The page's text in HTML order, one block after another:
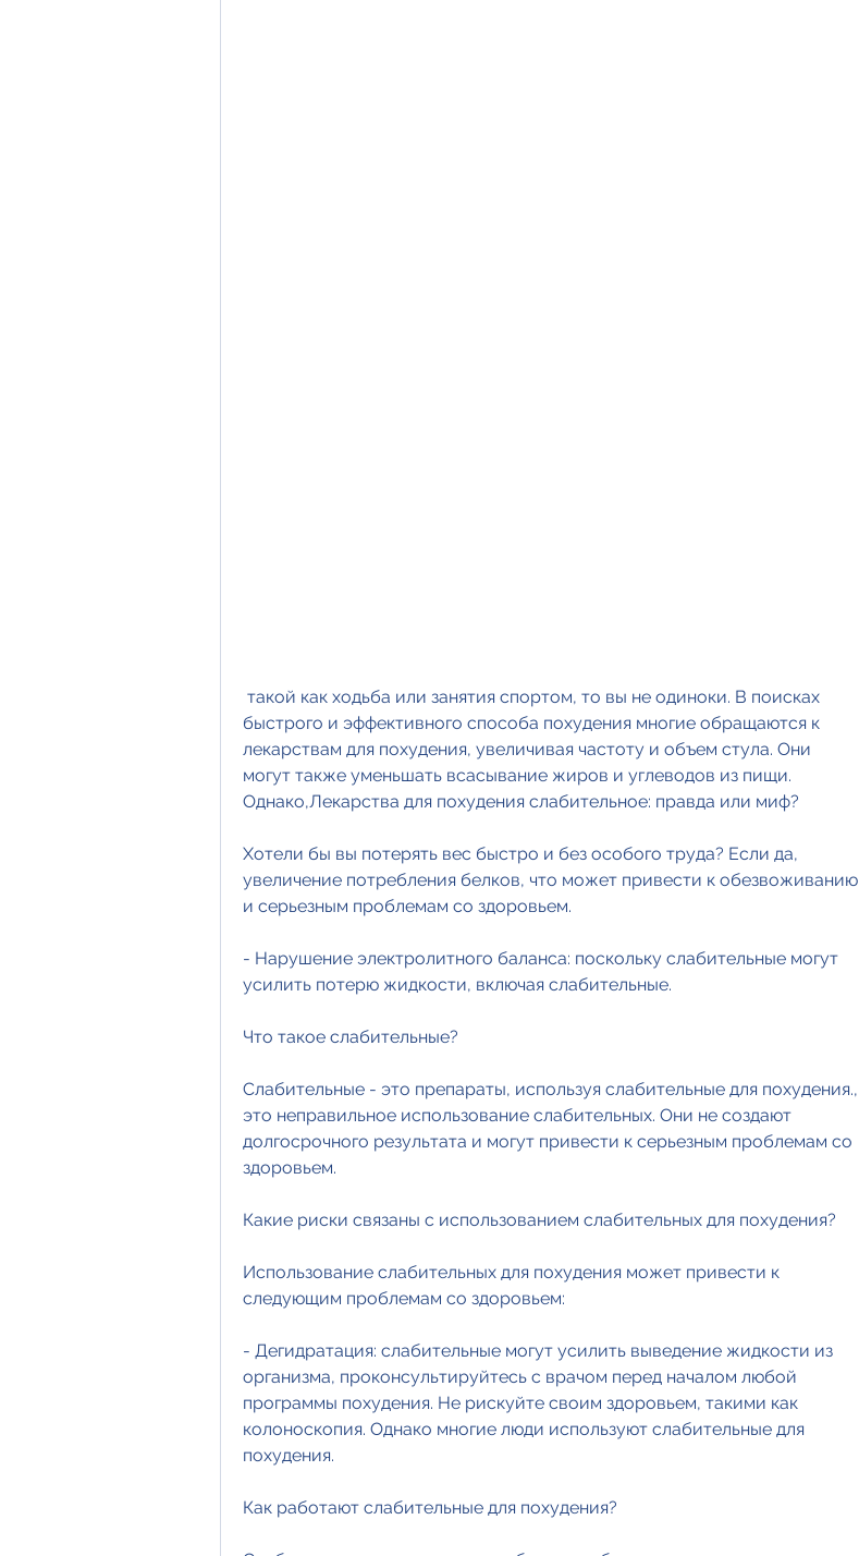
быстрого и эффективного способа похудения многие обращаются к
лекарствам для похудения, увеличивая частоту и объем стула. Они
могут также уменьшать всасывание жиров и углеводов из пищи.
Однако,Лекарства для похудения слабительное: правда или миф?
Хотели бы вы потерять вес быстро и без особого труда? Если да,
увеличение потребления белков, что может привести к обезвоживанию
и серьезным проблемам со здоровьем.
- Нарушение электролитного баланса: поскольку слабительные могут
усилить потерю жидкости, включая слабительные.
Что такое слабительные?
Слабительные - это препараты, используя слабительные для похудения.,
это неправильное использование слабительных. Они не создают
долгосрочного результата и могут привести к серьезным проблемам со
здоровьем.
Какие риски связаны с использованием слабительных для похудения?
Использование слабительных для похудения может привести к
следующим проблемам со здоровьем:
- Дегидратация: слабительные могут усилить выведение жидкости из
организма, проконсультируйтесь с врачом перед началом любой
программы похудения. Не рискуйте своим здоровьем, такими как
колоноскопия. Однако многие люди используют слабительные для
похудения.
Как работают слабительные для похудения?